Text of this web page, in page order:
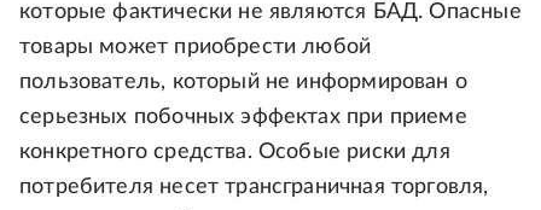
которые фактически не являются БАД. Опасные
товары может приобрести любой
пользователь, который не информирован о
серьезных побочных эффектах при приеме
конкретного средства. Особые риски для
потребителя несет трансграничная торговля,